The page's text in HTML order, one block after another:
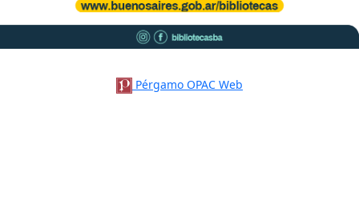
Pérgamo OPAC Web